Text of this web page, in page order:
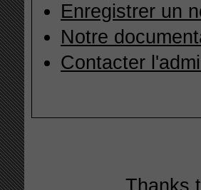
Enregistrer un
Notre
Contacter
Thanks